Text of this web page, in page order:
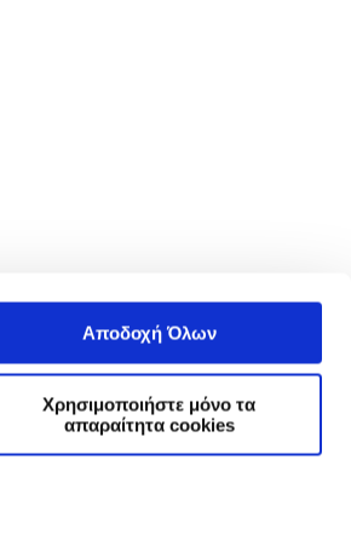
Αποδοχή Όλων
Χρησιμοποιήστε μόνο τα
απαραίτητα cookies